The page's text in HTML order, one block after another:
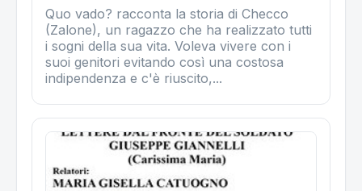
Quo vado? racconta la storia di Checco
(Zalone), un ragazzo che ha realizzato tutti
i sogni della sua vita. Voleva vivere con i
suoi genitori evitando così una costosa
indipendenza e c'è riuscito,...